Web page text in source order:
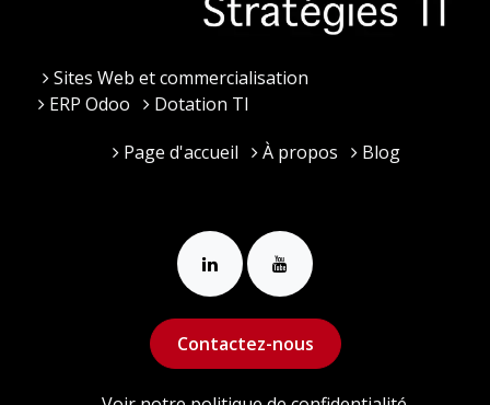
Sites Web et commercialisation
ERP Odoo
Dotation TI
Page d'accueil
À propos Blog
Contactez-nous